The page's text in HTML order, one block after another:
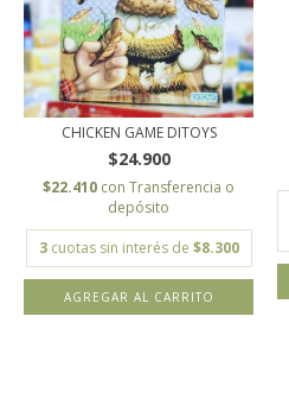
CHICKEN GAME DITOYS
$24.900
$22.410 con Transferencia o
depósito
3 cuotas sin interés de $8.300